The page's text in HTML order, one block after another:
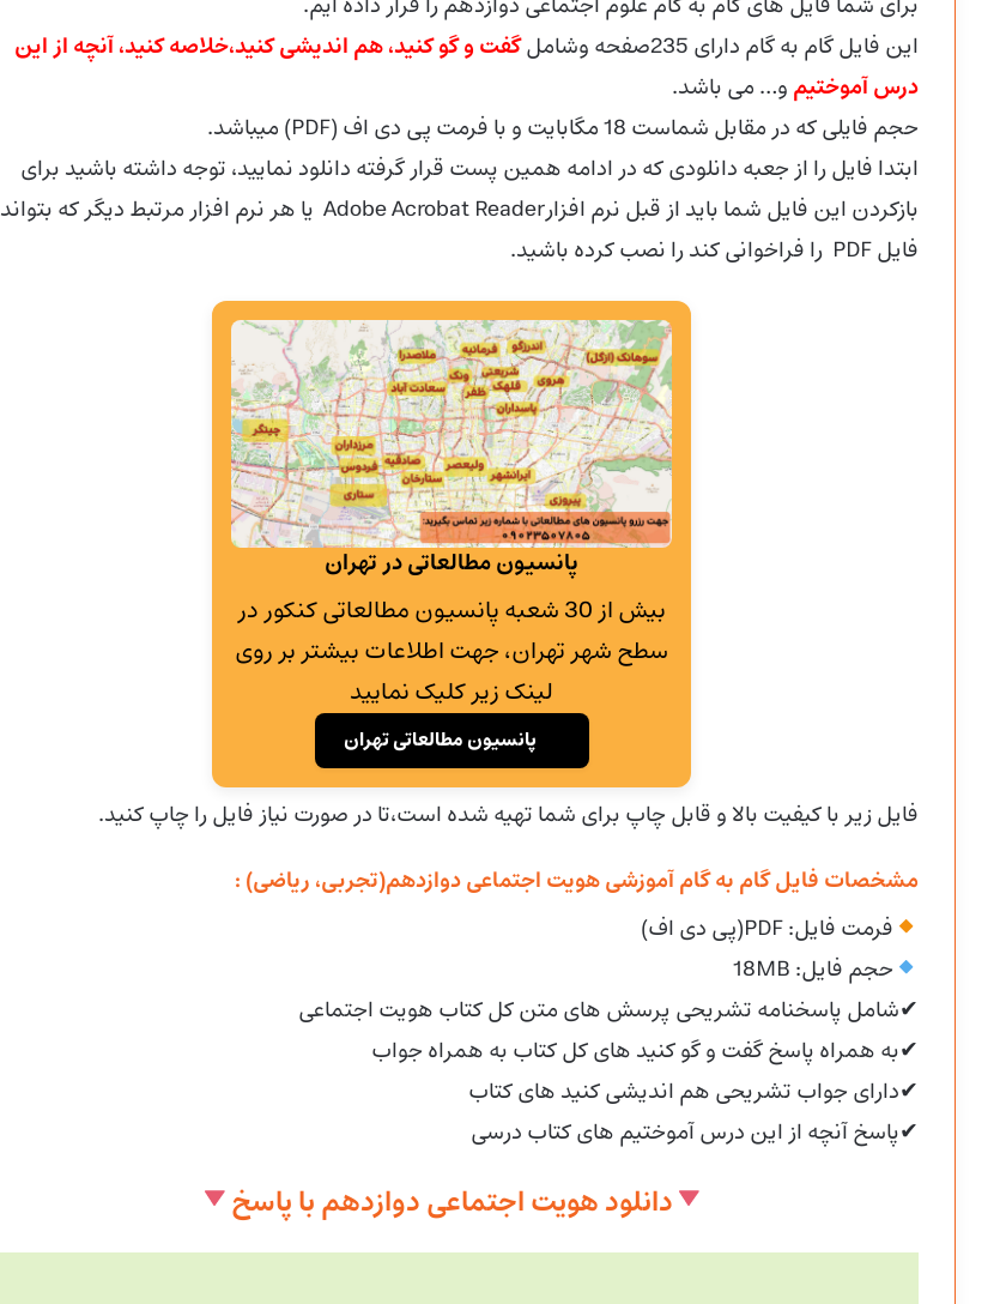
این فایل گام به گام دارای 235صفحه وشامل
گفت و گو کنید، هم اندیشی کنید،خلاصه کنید، آنچه از این
درس آموختیم و… می باشد.
حجم فایلی که در مقابل شماست 18 مگابایت و با فرمت پی دی اف (PDF) میباشد.
ابتدا فایل را از جعبه دانلودی که در ادامه همین پست قرار گرفته دانلود نمایید، توجه داشته باشید برای
بازکردن این فایل شما باید از قبل نرم افزارAdobe Acrobat Reader یا هر نرم افزار مرتبط دیگر که بتواند
فایل PDF را فراخوانی کند را نصب کرده باشید.
پانسیون مطالعاتی در تهران
بیش از 30 شعبه پانسیون مطالعاتی کنکور در
سطح شهر تهران، جهت اطلاعات بیشتر بر روی
لینک زیر کلیک نمایید
پانسیون مطالعاتی تهران
فایل زیر با کیفیت بالا و قابل چاپ برای شما تهیه شده است،تا در صورت نیاز فایل را چاپ کنید.
مشخصات فایل گام به گام آموزشی هویت اجتماعی دوازدهم(تجربی، ریاضی) :
فرمت فایل: PDF(پی دی اف)
حجم فایل: 18MB
✔شامل پاسخنامه تشریحی پرسش های متن کل کتاب هویت اجتماعی
✔به همراه پاسخ گفت و گو کنید های کل کتاب به همراه جواب
✔دارای جواب تشریحی هم اندیشی کنید های کتاب
✔پاسخ آنچه از این درس آموختیم های کتاب درسی
دانلود هویت اجتماعی دوازدهم با پاسخ